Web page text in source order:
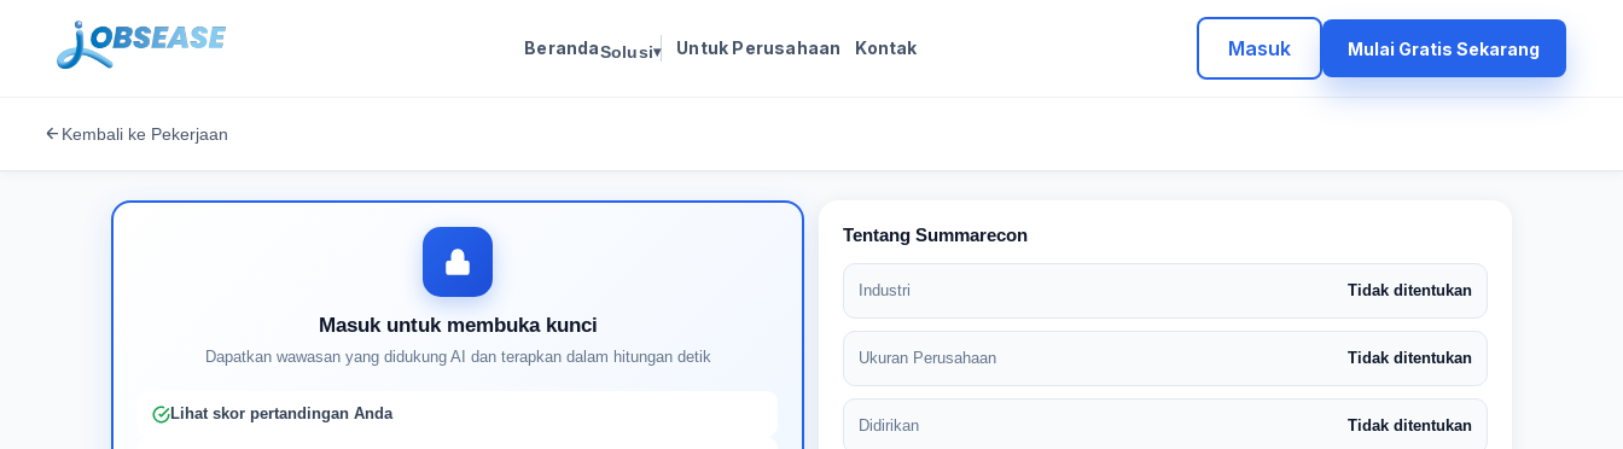
BerandaSolusi▾ Untuk Perusahaan Kontak Masuk Mulai Gratis Sekarang
Kembali ke Pekerjaan
Masuk untuk membuka kunci
Dapatkan wawasan yang didukung AI dan terapkan dalam hitungan detik
Lihat skor pertandingan Anda
Tentang Summarecon
Industri Tidak ditentukan
Ukuran Perusahaan Tidak ditentukan
Didirikan Tidak ditentukan